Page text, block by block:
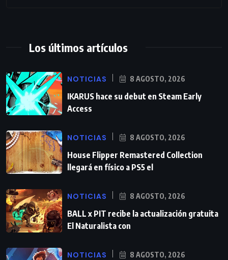
Los últimos artículos
NOTICIAS 8 AGOSTO, 2026
IKARUS hace su debut en Steam Early
Access
NOTICIAS 8 AGOSTO, 2026
House Flipper Remastered Collection
llegará en físico a PS5 el
NOTICIAS 8 AGOSTO, 2026
BALL x PIT recibe la actualización gratuita
El Naturalista con
NOTICIAS 8 AGOSTO, 2026